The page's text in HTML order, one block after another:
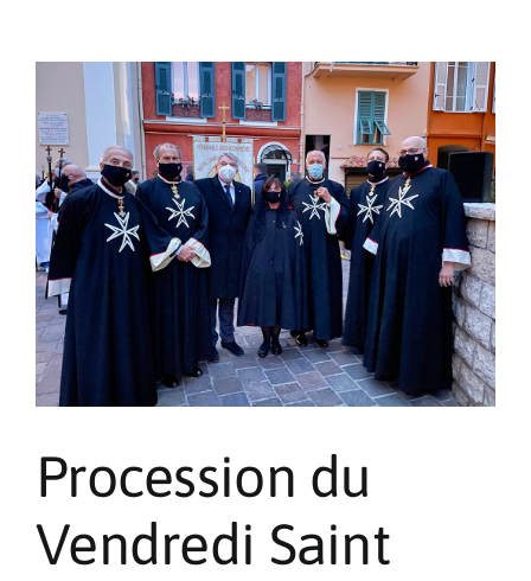
Fêtes
de
Pâques
et
bénis
Procession du
Vendredi Saint